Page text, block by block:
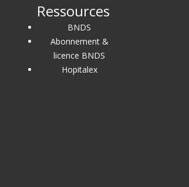
Ressources
BNDS
Abonnement &
licence BNDS
Hopitalex